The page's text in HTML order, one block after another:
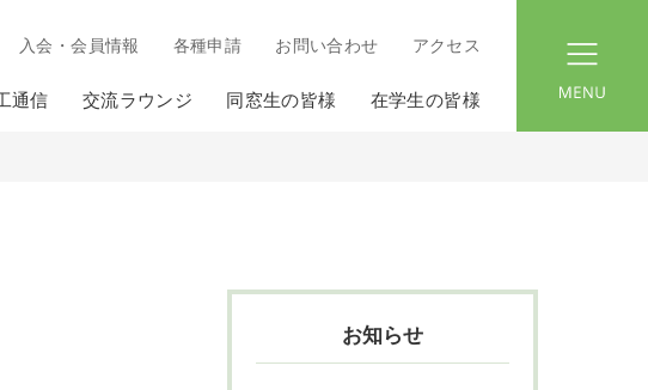
入会・会員情報 各種申請 お問い合わせ アクセス
通信 交流ラウンジ 同窓生の皆様 在学生の皆様
お知らせ
menu